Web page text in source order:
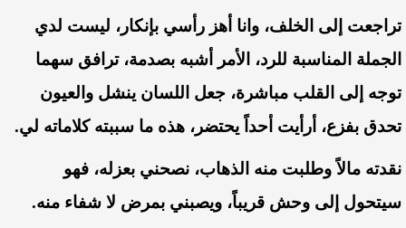
تراجعت إلى الخلف، وانا أهز رأسي بإنكار، ليست لدي
الجملة المناسبة للرد، الأمر أشبه بصدمة، ترافق سهما
توجه إلى القلب مباشرة، جعل اللسان ينشل والعيون
تحدق بفزع، أرأيت أحداً يحتضر، هذه ما سببته كلاماته لي.
نقدته مالاً وطلبت منه الذهاب، نصحني بعزله، فهو
سيتحول إلى وحش قريباً، ويصبني بمرض لا شفاء منه.